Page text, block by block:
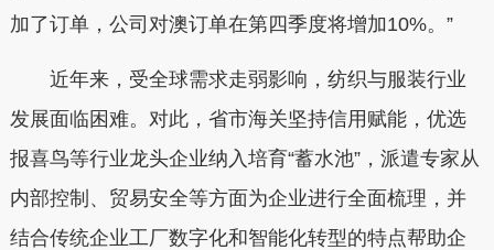
加了订单，公司对澳订单在第四季度将增加10%。”
近年来，受全球需求走弱影响，纺织与服装行业
发展面临困难。对此，省市海关坚持信用赋能，优选
报喜鸟等行业龙头企业纳入培育“蓄水池”，派遣专家从
内部控制、贸易安全等方面为企业进行全面梳理，并
结合传统企业工厂数字化和智能化转型的特点帮助企